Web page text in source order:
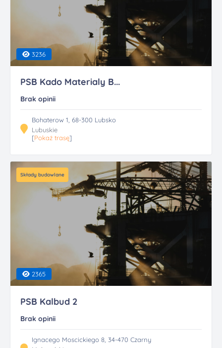
3236
PSB Kado Materialy B...
Brak opinii
Bohaterow 1, 68-300 Lubsko
Lubuskie
[Pokaż trasę]
Składy budowlane
2365
PSB Kalbud 2
Brak opinii
Ignacego Moscickiego 8, 34-470 Czarny